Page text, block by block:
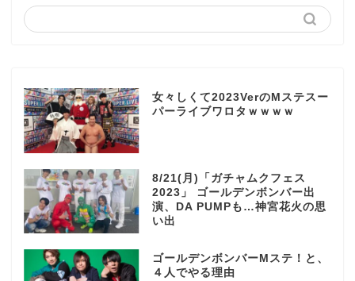
女々しくて2023VerのMステスー
パーライブワロタｗｗｗｗ
8/21(月)「ガチャムクフェス
2023」 ゴールデンボンバー出
演、DA PUMPも…神宮花火の思
い出
ゴールデンボンバーMステ！と、
４人でやる理由